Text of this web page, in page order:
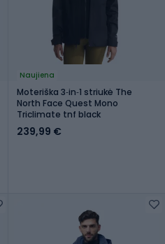
Naujiena
Moteriška 3‑in‑1 striukė The
North Face Quest Mono
Triclimate tnf black
239,99 €